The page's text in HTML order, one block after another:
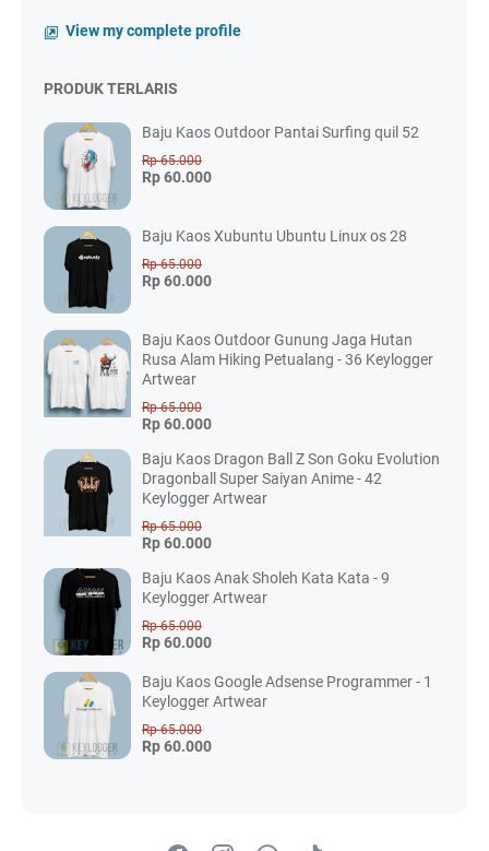
View my complete profile
PRODUK TERLARIS
Baju Kaos Outdoor Pantai Surfing quil 52
Rp 65.000
Rp 60.000
Baju Kaos Xubuntu Ubuntu Linux os 28
Rp 65.000
Rp 60.000
Baju Kaos Outdoor Gunung Jaga Hutan
Rusa Alam Hiking Petualang - 36 Keylogger
Artwear
Rp 65.000
Rp 60.000
Baju Kaos Dragon Ball Z Son Goku Evolution
Dragonball Super Saiyan Anime - 42
Keylogger Artwear
Rp 65.000
Rp 60.000
Baju Kaos Anak Sholeh Kata Kata - 9
Keylogger Artwear
Rp 65.000
Rp 60.000
Baju Kaos Google Adsense Programmer - 1
Keylogger Artwear
Rp 65.000
Rp 60.000